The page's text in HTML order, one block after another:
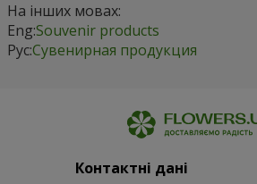
На інших мовах:
Eng:Souvenir products
Рус:Сувенирная продукция
Контактні дані